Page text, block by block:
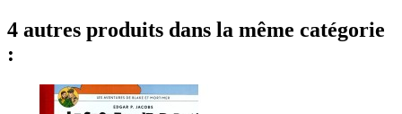
4 autres produits dans la même catégorie
: